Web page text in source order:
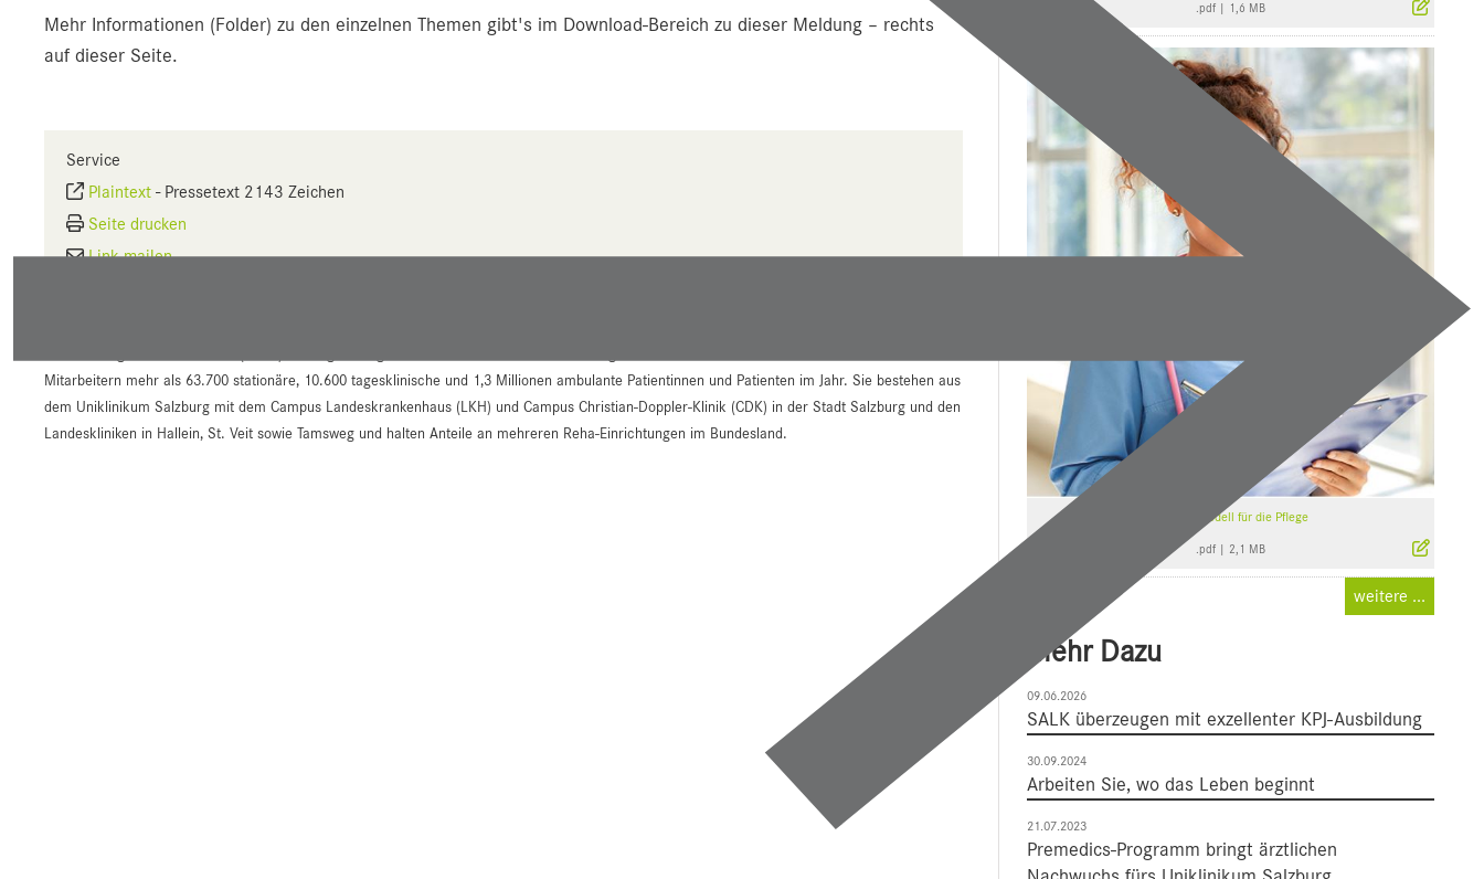
Mehr Informationen (Folder) zu den einzelnen Themen gibt's im Download-Bereich zu dieser Meldung – rechts
auf dieser Seite.
Service
Plaintext - Pressetext 2143 Zeichen
Seite drucken
Link mailen
Mitarbeitern mehr als 63.700 stationäre, 10.600 tagesklinische und 1,3 Millionen ambulante Patientinnen und Patienten im Jahr. Sie bestehen aus
dem Uniklinikum Salzburg mit dem Campus Landeskrankenhaus (LKH) und Campus Christian-Doppler-Klinik (CDK) in der Stadt Salzburg und den
Landeskliniken in Hallein, St. Veit sowie Tamsweg und halten Anteile an mehreren Reha-Einrichtungen im Bundesland.
.pdf 1,6 MB
Karrieremodell für die Pflege
.pdf 2,1 MB
weitere ...
Mehr Dazu
09.06.2026
SALK überzeugen mit exzellenter KPJ-Ausbildung
30.09.2024
Arbeiten Sie, wo das Leben beginnt
21.07.2023
Premedics-Programm bringt ärztlichen